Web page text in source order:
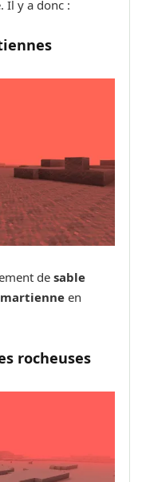
Il y a donc :
de sable
en
rocheuses